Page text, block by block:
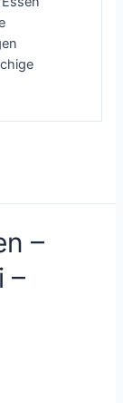
–
–